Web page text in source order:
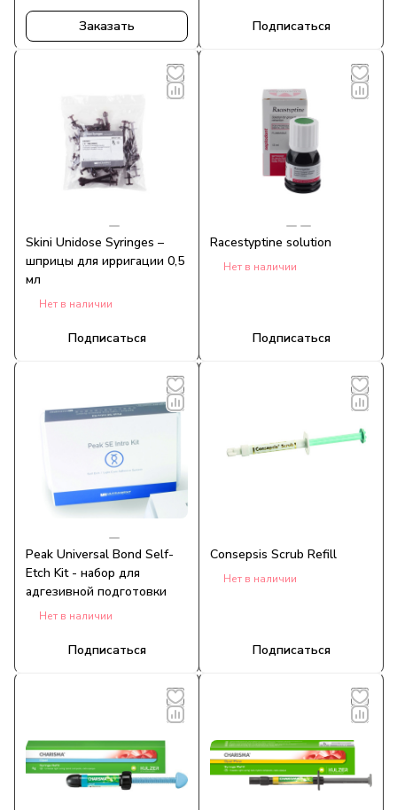
Заказать Подписаться
Skini Unidose Syringes –
шприцы для ирригации 0,5
мл
Нет в наличии
Подписаться
Racestyptine solution
Нет в наличии
Подписаться
Peak Universal Bond Self-
Etch Kit - набор для
адгезивной подготовки
Нет в наличии
Подписаться
Consepsis Scrub Refill
Нет в наличии
Подписаться